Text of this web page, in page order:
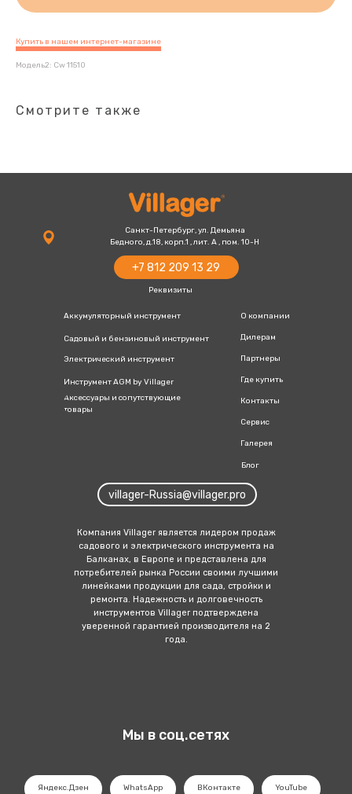
Купить в нашем интернет-магазине
Модель2: Cw 11510
Смотрите также
Аккумуляторный инструмент
Садовый и бензиновый инструмент
Электрический инструмент
Инструмент AGM by Villager
Дилерам
О компании
Где купить
Контакты
Аксессуары и сопутствующие
товары
Сервис
Галерея
+7 812 209 13 29
villager-Russia@villager.pro
Санкт-Петербург, ул. Демьяна
Бедного, д.18, корп.1 , лит. А , пом. 10-Н
Компания Villager является лидером продаж
садового и электрич еского инструмента на
Балканах, в Европе и представлена для
потребителей рынка России своими лучшими
линейка ми продукции для сада, стройки и
ремонта. Надежность и долговечность
инструментов Villager подтверждена
уверенной гарантией производителя на 2
года.
Блог
Партнеры
Реквизиты
Мы в соц.сетях
Яндекс.Дзен WhatsApp ВКонтакте YouTube